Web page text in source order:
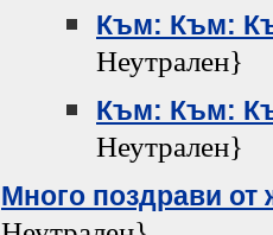
Към: Към:
Неутрален}
Към: Към:
Неутрален}
Много поздрави от